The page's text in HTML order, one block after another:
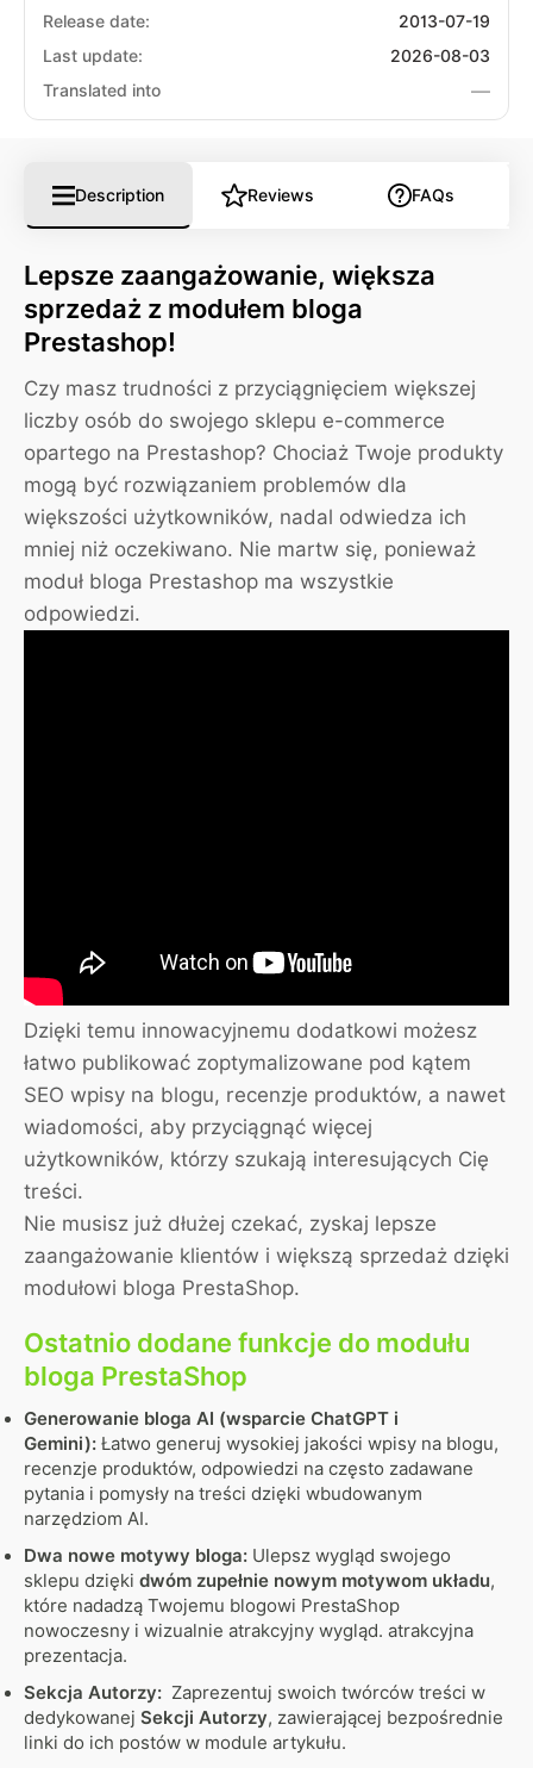
Release date:
2013-07-19
Last update:
2026-08-03
Translated into
—
Description Reviews FAQs
Lepsze zaangażowanie, większa
sprzedaż z modułem bloga
Prestashop!
Czy masz trudności z przyciągnięciem większej
liczby osób do swojego sklepu e-commerce
opartego na Prestashop? Chociaż Twoje produkty
mogą być rozwiązaniem problemów dla
większości użytkowników, nadal odwiedza ich
mniej niż oczekiwano. Nie martw się, ponieważ
moduł bloga Prestashop ma wszystkie
odpowiedzi.
Dzięki temu innowacyjnemu dodatkowi możesz
łatwo publikować zoptymalizowane pod kątem
SEO wpisy na blogu, recenzje produktów, a nawet
wiadomości, aby przyciągnąć więcej
użytkowników, którzy szukają interesujących Cię
treści.
Nie musisz już dłużej czekać, zyskaj lepsze
zaangażowanie klientów i większą sprzedaż dzięki
modułowi bloga PrestaShop.
Ostatnio dodane funkcje do modułu
bloga PrestaShop
Generowanie bloga AI (wsparcie ChatGPT i
Gemini): Łatwo generuj wysokiej jakości wpisy na blogu,
recenzje produktów, odpowiedzi na często zadawane
pytania i pomysły na treści dzięki wbudowanym
narzędziom AI.
Dwa nowe motywy bloga: Ulepsz wygląd swojego
sklepu dzięki dwóm zupełnie nowym motywom układu,
które nadadzą Twojemu blogowi PrestaShop
nowoczesny i wizualnie atrakcyjny wygląd. atrakcyjna
prezentacja.
Sekcja Autorzy: Zaprezentuj swoich twórców treści w
dedykowanej Sekcji Autorzy, zawierającej bezpośrednie
linki do ich postów w module artykułu.